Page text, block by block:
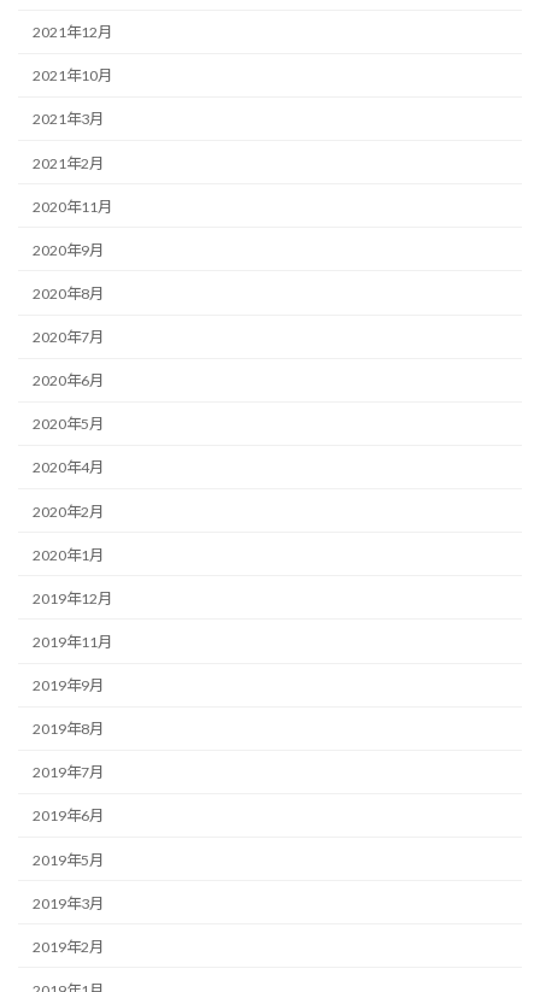
2021年12月
2021年10月
2021年3月
2021年2月
2020年11月
2020年9月
2020年8月
2020年7月
2020年6月
2020年5月
2020年4月
2020年2月
2020年1月
2019年12月
2019年11月
2019年9月
2019年8月
2019年7月
2019年6月
2019年5月
2019年3月
2019年2月